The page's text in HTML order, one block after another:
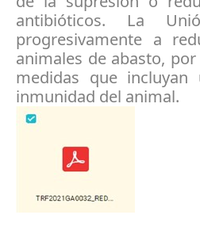
antibióticos. La
progresivamente a
animales de abasto,
medidas que
inmunidad del animal.